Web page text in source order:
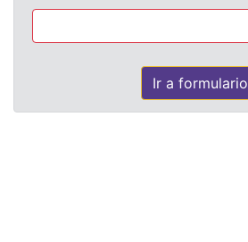
Ir a formulario